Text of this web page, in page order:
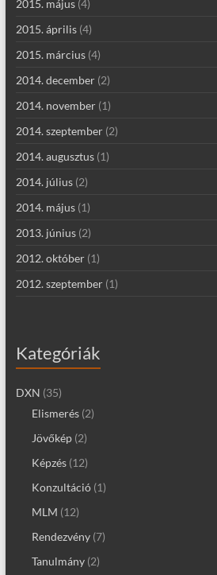
2015. május(4)
2015. április(4)
2015. március(4)
2014. december(2)
2014. november(1)
2014. szeptember(2)
2014. augusztus(1)
2014. július(2)
2014. május(1)
2013. június(2)
2012. október(1)
2012. szeptember(1)
Kategóriák
DXN (35)
Elismerés(2)
Jövőkép(2)
Képzés(12)
Konzultáció(1)
MLM (12)
Rendezvény(7)
Tanulmány(2)